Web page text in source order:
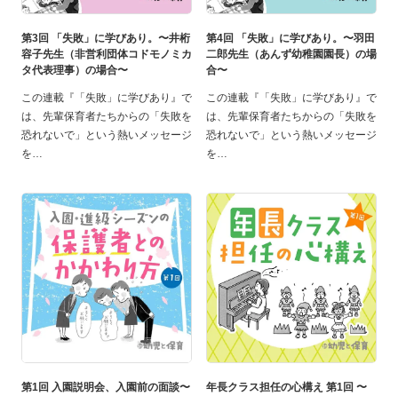
第3回 「失敗」に学びあり。〜井桁
容子先生（非営利団体コドモノミカ
タ代表理事）の場合〜
この連載『「失敗」に学びあり』で
は、先輩保育者たちからの「失敗を
恐れないで」という熱いメッセージ
を
第4回 「失敗」に学びあり。〜羽田
二郎先生（あんず幼稚園園長）の場
合〜
この連載『「失敗」に学びあり』で
は、先輩保育者たちからの「失敗を
恐れないで」という熱いメッセージ
を
第1回 入園説明会、入園前の面談〜
年長クラス担任の心構え 第1回 〜